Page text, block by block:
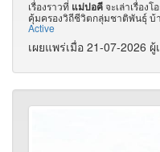
เรื่องราวที่ แม่ปอคีจะเล่าเรื่อง
คุ้มครองวิถีชีวิตกลุ่มชาติพันธุ์ บ้
Active
เผยแพร่เมื่อ 21-07-2026